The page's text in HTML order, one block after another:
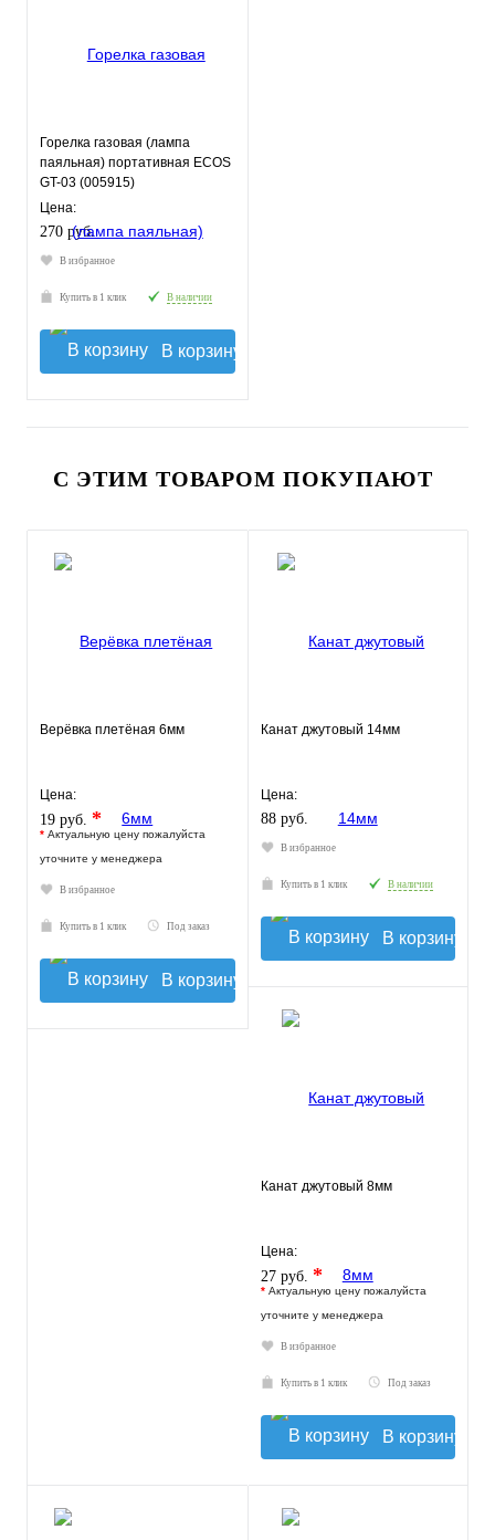
Горелка газовая (лампа
паяльная) портативная ECOS
GT-03 (005915)
Цена:
270 руб.
В избранное
Купить в 1 клик В наличии
В корзину
С ЭТИМ ТОВАРОМ ПОКУПАЮТ
Верёвка плетёная 6мм
Цена:
19 руб. *
* Актуальную цену пожалуйста
уточните у менеджера
В избранное
Купить в 1 клик Под заказ
В корзину
Канат джутовый 14мм
Цена:
88 руб.
В избранное
Купить в 1 клик В наличии
В корзину
Канат джутовый 8мм
Цена:
27 руб. *
* Актуальную цену пожалуйста
уточните у менеджера
В избранное
Купить в 1 клик Под заказ
В корзину